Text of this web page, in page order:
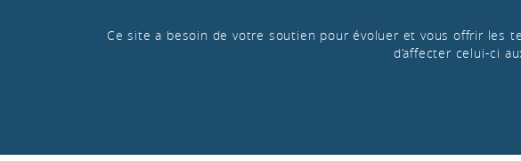
Ce site a besoin de votre soutien pour évoluer et vous offrir les
d’affecter celui-ci